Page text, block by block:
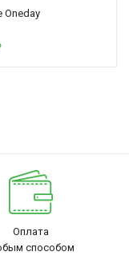
Oneday
Оплата
способом